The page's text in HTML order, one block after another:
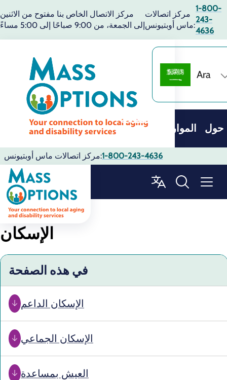
مركز الاتصال الخاص بنا مفتوح من الاثنين
إلى الجمعة، من 9:00 صباحًا إلى 5:00 مساءً
مركز اتصالات
ماس أوبتيونس:
1-800-
243-
4636
Ara
الصفحة
الموارد حول
مركز اتصالات ماس أوبتيونس:1-800-243-4636
الموارد الإسكان
الإسكان
في هذه الصفحة
الإسكان الداعم
الإسكان الجماعي
العيش بمساعدة